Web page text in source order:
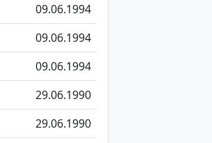
09.06.1994
09.06.1994
09.06.1994
29.06.1990
29.06.1990